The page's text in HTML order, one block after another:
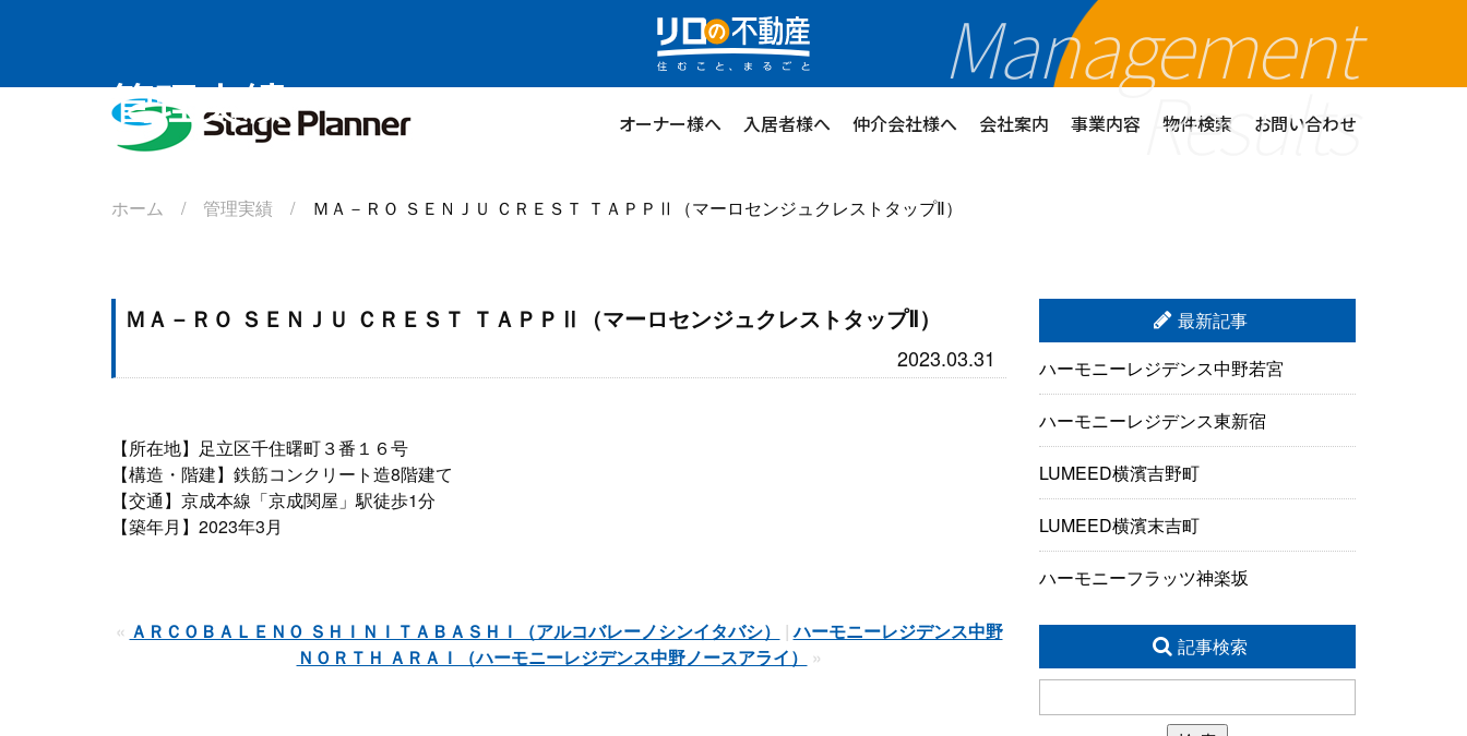
株式会社ステージプランナーオーナー様へ 入居者様へ 仲介会社様へ 会社案内 事業内容 物件検索 お問い合わせ
管理実績
Management
Results
ホーム / 管理実績 / ＭＡ－ＲＯ ＳＥＮＪＵ ＣＲＥＳＴ ＴＡＰＰⅡ（マーロセンジュクレストタップⅡ）
ＭＡ－ＲＯ ＳＥＮＪＵ ＣＲＥＳＴ ＴＡＰＰⅡ（マーロセンジュクレストタップⅡ）
2023.03.31
【所在地】足立区千住曙町３番１６号
【構造・階建】鉄筋コンクリート造8階建て
【交通】京成本線「京成関屋」駅徒歩1分
【築年月】2023年3月
« ＡＲＣＯＢＡＬＥＮＯ ＳＨＩＮＩＴＡＢＡＳＨＩ（アルコバレーノシンイタバシ） |ハーモニーレジデンス中野
ＮＯＲＴＨ ＡＲＡＩ（ハーモニーレジデンス中野ノースアライ）
»
最新記事
ハーモニーレジデンス中野若宮
ハーモニーレジデンス東新宿
LUMEED横濱吉野町
LUMEED横濱末吉町
ハーモニーフラッツ神楽坂
記事検索